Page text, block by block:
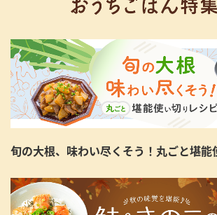
旬の大根、味わい尽くそう！丸ごと堪能